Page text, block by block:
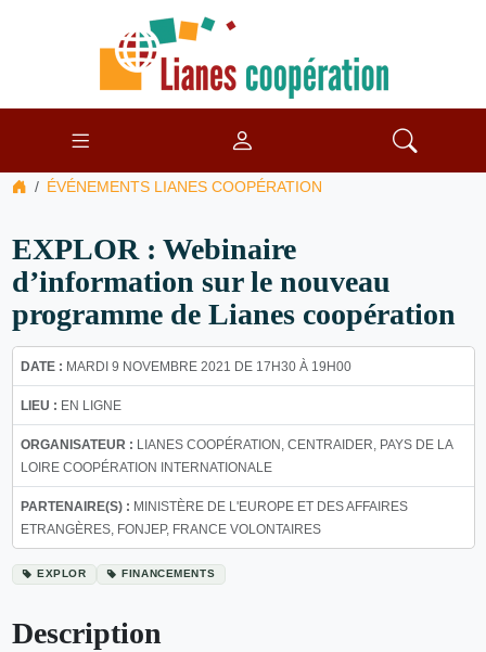
ÉVÉNEMENTS LIANES COOPÉRATION
EXPLOR : Webinaire
d’information sur le nouveau
programme de Lianes coopération
DATE : MARDI 9 NOVEMBRE 2021 DE 17H30 À 19H00
LIEU : EN LIGNE
ORGANISATEUR : LIANES COOPÉRATION, CENTRAIDER, PAYS DE LA
LOIRE COOPÉRATION INTERNATIONALE
PARTENAIRE(S) : MINISTÈRE DE L'EUROPE ET DES AFFAIRES
ETRANGÈRES, FONJEP, FRANCE VOLONTAIRES
EXPLOR FINANCEMENTS
Description